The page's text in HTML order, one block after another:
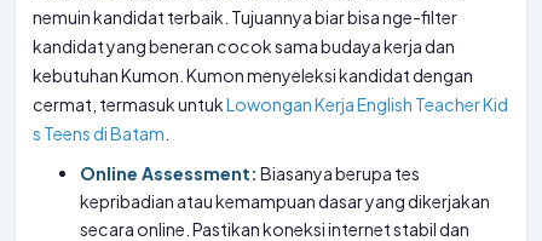
nemuin kandidat terbaik. Tujuannya biar bisa nge-filter
kandidat yang beneran cocok sama budaya kerja dan
kebutuhan Kumon. Kumon menyeleksi kandidat dengan
cermat, termasuk untukLowongan Kerja English Teacher Kid
s Teens di Batam
Online Assessment: Biasanya berupa tes
kepribadian atau kemampuan dasar yang dikerjakan
secara online. Pastikan koneksi internet stabil dan